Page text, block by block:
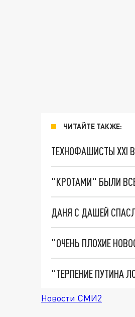
ЧИТАЙТЕ ТАКЖЕ:
ТЕХНОФАШИСТЫ XXI
"КРОТАМИ" БЫЛИ
ДАНЯ С ДАШЕЙ
Новости СМИ2